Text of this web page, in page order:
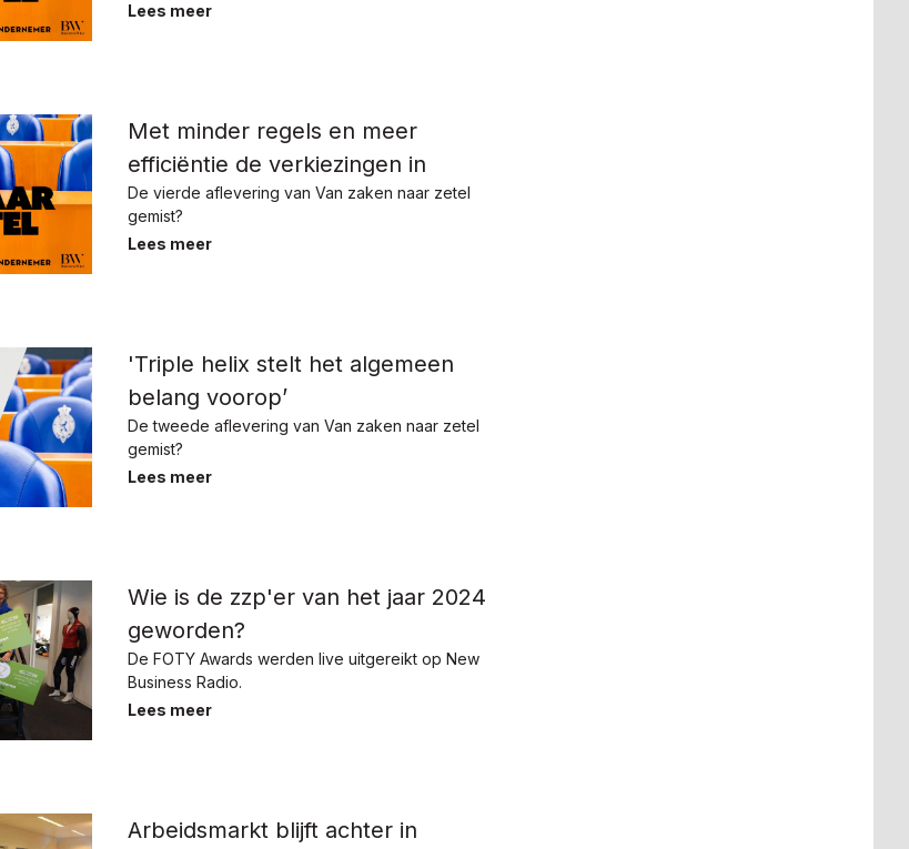
Lees meer
Met minder regels en meer
efficiëntie de verkiezingen in
De vierde aflevering van Van zaken naar zetel
gemist?
Lees meer
'Triple helix stelt het algemeen
belang voorop’
De tweede aflevering van Van zaken naar zetel
gemist?
Lees meer
Wie is de zzp'er van het jaar 2024
geworden?
De FOTY Awards werden live uitgereikt op New
Business Radio.
Lees meer
Arbeidsmarkt blijft achter in